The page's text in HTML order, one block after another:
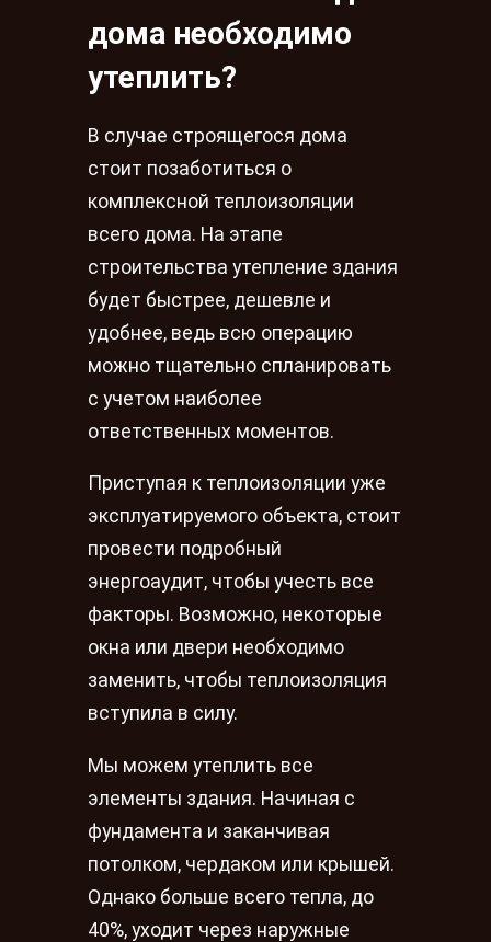
дома необходимо
утеплить?
В случае строящегося дома
стоит позаботиться о
комплексной теплоизоляции
всего дома. На этапе
строительства утепление здания
будет быстрее, дешевле и
удобнее, ведь всю операцию
можно тщательно спланировать
с учетом наиболее
ответственных моментов.
Приступая к теплоизоляции уже
эксплуатируемого объекта, стоит
провести подробный
энергоаудит, чтобы учесть все
факторы. Возможно, некоторые
окна или двери необходимо
заменить, чтобы теплоизоляция
вступила в силу.
Мы можем утеплить все
элементы здания. Начиная с
фундамента и заканчивая
потолком, чердаком или крышей.
Однако больше всего тепла, до
40%, уходит через наружные